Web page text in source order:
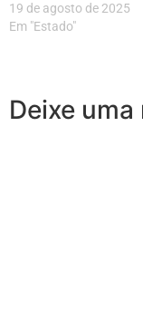
19 de agosto de 2025
Em "Estado"
Deixe